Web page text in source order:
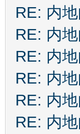
RE: 内
RE: 内
RE: 内
RE: 内
RE: 内
RE: 内